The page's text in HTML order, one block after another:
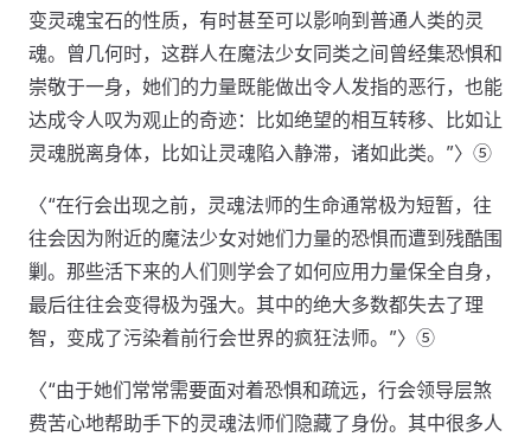
变灵魂宝石的性质，有时甚至可以影响到普通人类的灵
魂。曾几何时，这群人在魔法少女同类之间曾经集恐惧和
崇敬于一身，她们的力量既能做出令人发指的恶行，也能
达成令人叹为观止的奇迹：比如绝望的相互转移、比如让
灵魂脱离身体，比如让灵魂陷入静滞，诸如此类。”〉⑤
〈“在行会出现之前，灵魂法师的生命通常极为短暂，往
往会因为附近的魔法少女对她们力量的恐惧而遭到残酷围
剿。那些活下来的人们则学会了如何应用力量保全自身，
最后往往会变得极为强大。其中的绝大多数都失去了理
智，变成了污染着前行会世界的疯狂法师。”〉⑤
〈“由于她们常常需要面对着恐惧和疏远，行会领导层煞
费苦心地帮助手下的灵魂法师们隐藏了身份。其中很多人